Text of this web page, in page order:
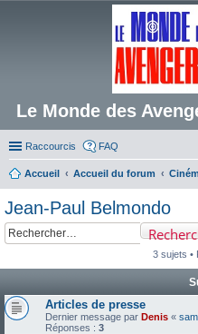
Le Monde des
Raccourcis FAQ
Accueil Accueil du forum
Jean-Paul Belmondo
3 sujets •
Articles de presse
Dernier message par Denis «
Réponses : 3